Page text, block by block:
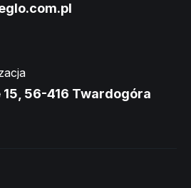
56-416 Twardogóra